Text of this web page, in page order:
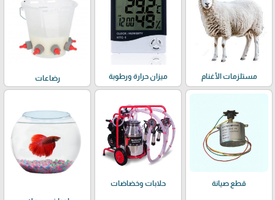
مستلزمات الأغنام ميزان حرارة ورطوبة رضاعات
قطع صيانة حلابات وخضاضات